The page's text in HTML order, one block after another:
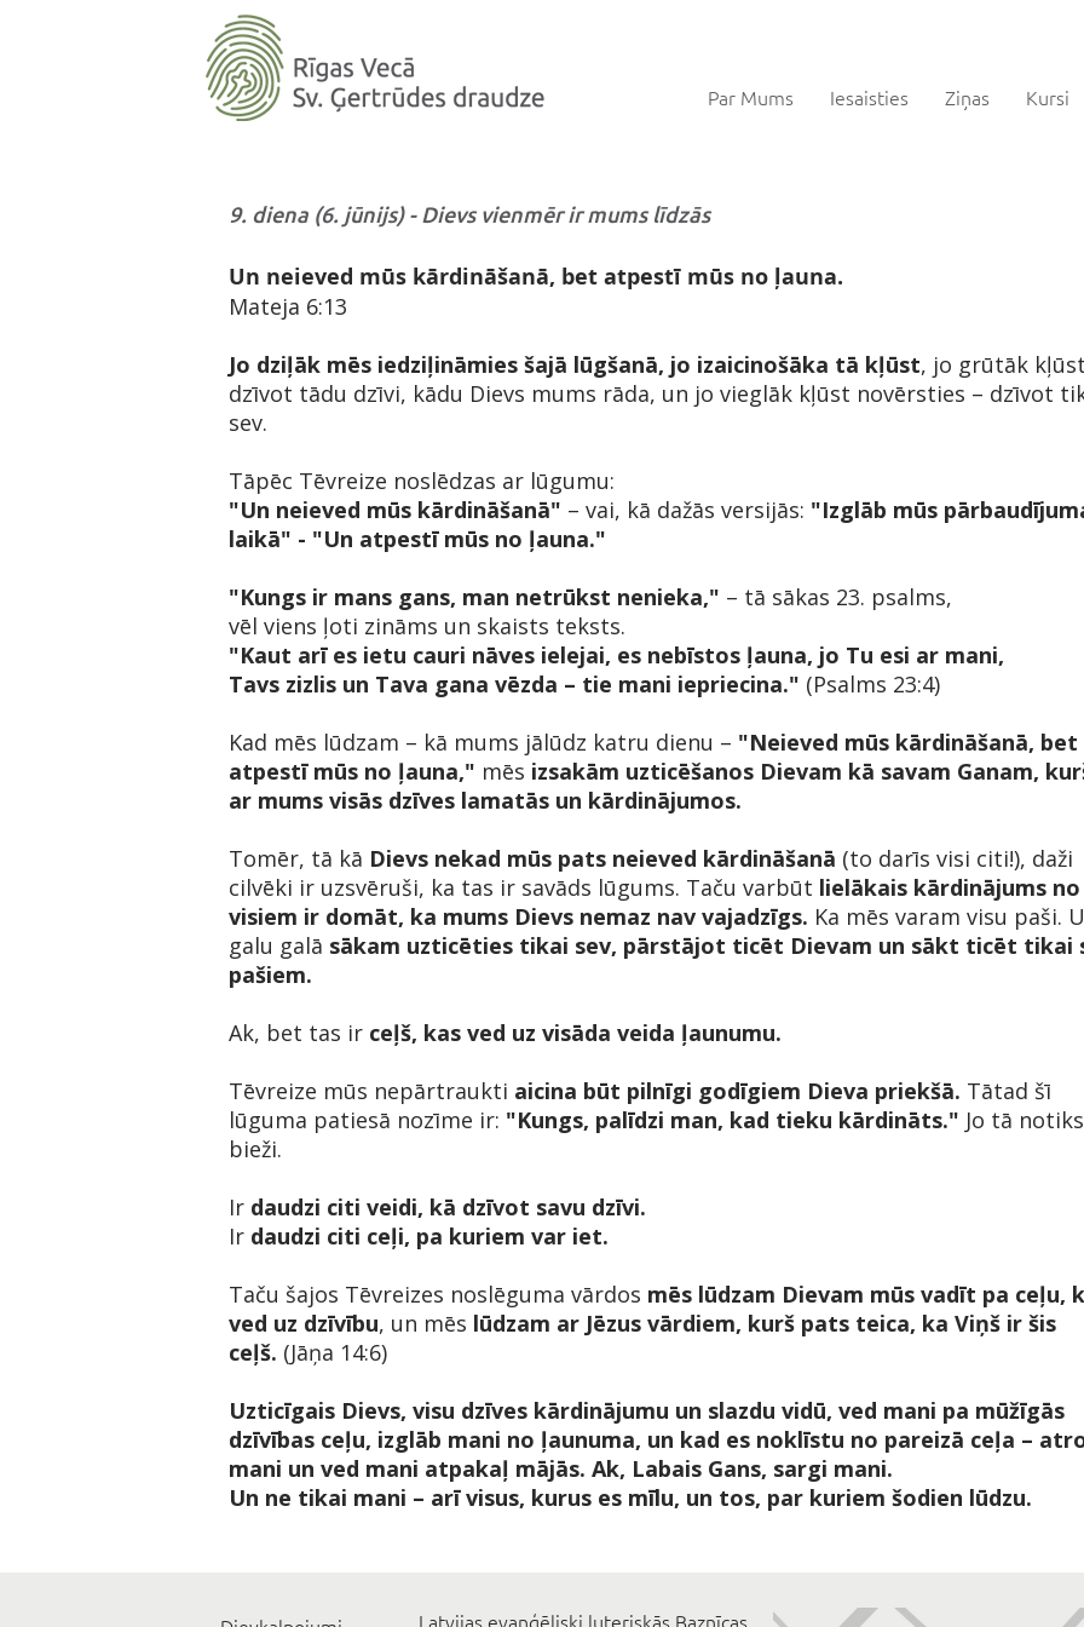
Par Mums Iesaisties Ziņas Kursi
9. diena (6. jūnijs) - Dievs vienmēr ir mums līdzās
Un neieved mūs kārdināšanā, bet atpestī mūs no ļauna.
Mateja 6:13
Jo dziļāk mēs iedziļināmies šajā lūgšanā, jo izaicinošāka tā kļūst, jo grūtāk kļūst
dzīvot tādu dzīvi, kādu Dievs mums rāda, un jo vieglāk kļūst novērsties – dzīvot
sev.
Tāpēc Tēvreize noslēdzas ar lūgumu:
"Un neieved mūs kārdināšanā" – vai, kā dažās versijās: "Izglāb mūs
laikā" - "Un atpestī mūs no ļauna."
"Kungs ir mans gans, man netrūkst nenieka," – tā sākas 23. psalms,
vēl viens ļoti zināms un skaists teksts.
"Kaut arī es ietu cauri nāves ielejai, es nebīstos ļauna, jo Tu esi ar mani,
Tavs zizlis un Tava gana vēzda – tie mani iepriecina." (Psalms 23:4)
Kad mēs lūdzam – kā mums jālūdz katru dienu – "Neieved mūs kārdināšanā, bet
atpestī mūs no ļauna," mēs izsakām uzticēšanos Dievam kā savam Ganam,
ar mums visās dzīves lamatās un kārdinājumos.
Tomēr, tā kā Dievs nekad mūs pats neieved kārdināšanā (to darīs visi citi!), daži
cilvēki ir uzsvēruši, ka tas ir savāds lūgums. Taču varbūt lielākais kārdinājums no
visiem ir domāt, ka mums Dievs nemaz nav vajadzīgs. Ka mēs varam visu paši.
galu galā sākam uzticēties tikai sev, pārstājot ticēt Dievam un sākt ticēt tikai
pašiem.
Ak, bet tas ir ceļš, kas ved uz visāda veida ļaunumu.
Tēvreize mūs nepārtraukti aicina būt pilnīgi godīgiem Dieva priekšā. Tātad šī
lūguma patiesā nozīme ir: "Kungs, palīdzi man, kad tieku kārdināts." Jo tā notiks
bieži.
Ir daudzi citi veidi, kā dzīvot savu dzīvi.
Ir daudzi citi ceļi, pa kuriem var iet.
Taču šajos Tēvreizes noslēguma vārdos mēs lūdzam Dievam mūs vadīt pa ceļu,
ved uz dzīvību, un mēs lūdzam ar Jēzus vārdiem, kurš pats teica, ka Viņš ir šis
ceļš. (Jāņa 14:6)
Uzticīgais Dievs, visu dzīves kārdinājumu un slazdu vidū, ved mani pa mūžīgās
dzīvības ceļu, izglāb mani no ļaunuma, un kad es noklīstu no pareizā ceļa –
mani un ved mani atpakaļ mājās. Ak, Labais Gans, sargi mani.
Un ne tikai mani – arī visus, kurus es mīlu, un tos, par kuriem šodien lūdzu.
Latvijas evaņģēliski luteriskās Baznīcas